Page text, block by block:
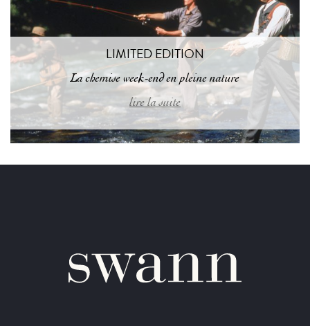
LIMITED EDITION
La chemise week-end en pleine nature
lire la suite